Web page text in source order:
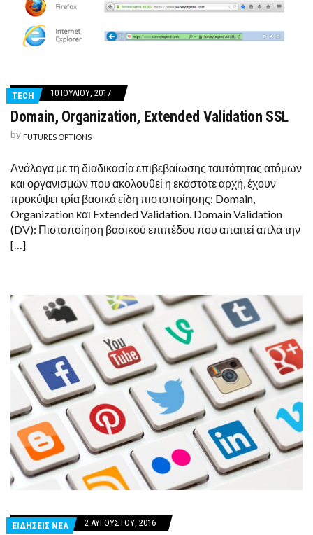
TECH 10 ΙΟΥΛΊΟΥ, 2017
Domain, Organization, Extended Validation SSL
by FUTURES OPTIONS
Ανάλογα με τη διαδικασία επιβεβαίωσης ταυτότητας ατόμων
και οργανισμών που ακολουθεί η εκάστοτε αρχή, έχουν
προκύψει τρία βασικά είδη πιστοποίησης: Domain,
Organization και Extended Validation. Domain Validation
(DV): Πιστοποίηση βασικού επιπέδου που απαιτεί απλά την
[…]
ΕΙΔΗΣΕΙΣ ΝΕΑ 2 ΑΥΓΟΎΣΤΟΥ, 2016